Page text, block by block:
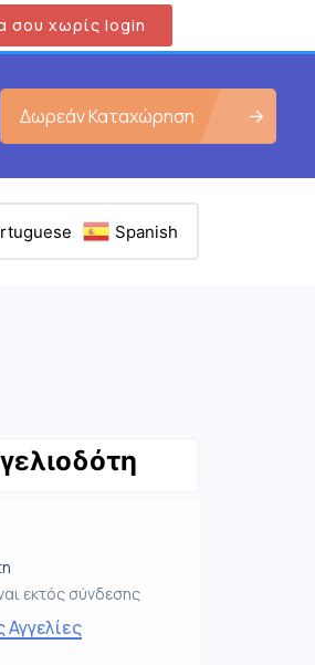
σου χωρίς login
Δωρεάν Καταχώρηση
Spanish
εκτός σύνδεσης
Αγγελίες